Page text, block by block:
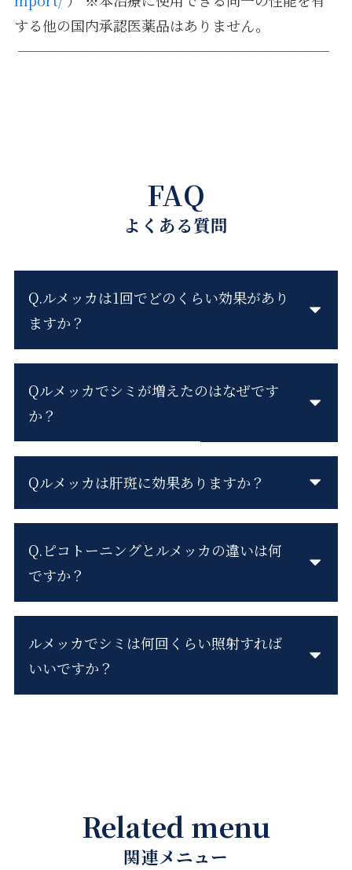
する他の国内承認医薬品はありません。
──────────────────────
FAQ
よくある質問
Q.ルメッカは1回でどのくらい効果があり
ますか？
Qルメッカでシミが増えたのはなぜです
か？
Qルメッカは肝斑に効果ありますか？
Q.ピコトーニングとルメッカの違いは何
ですか？
ルメッカでシミは何回くらい照射すれば
いいですか？
Related menu
関連メニュー